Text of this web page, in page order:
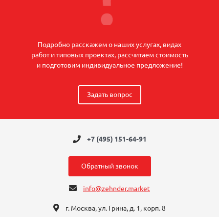
Подробно расскажем о наших услугах, видах
работ и типовых проектах, рассчитаем стоимость
и подготовим индивидуальное предложение!
Задать вопрос
+7 (495) 151-64-91
Обратный звонок
info@zehnder.market
г. Москва, ул. Грина, д. 1, корп. 8